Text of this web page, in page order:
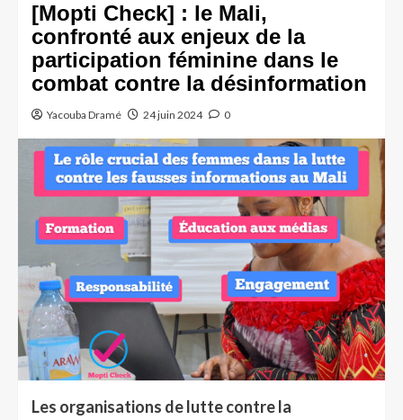
[Mopti Check] : le Mali,
confronté aux enjeux de la
participation féminine dans le
combat contre la désinformation
Yacouba Dramé 24 juin 2024 0
Les organisations de lutte contre la